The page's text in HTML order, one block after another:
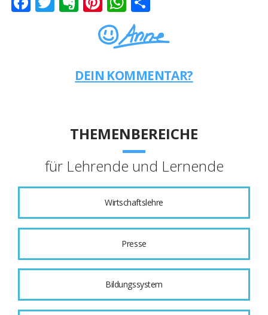
DEIN KOMMENTAR?
THEMENBEREICHE
für Lehrende und Lernende
Wirtschaftslehre
Presse
Bildungssystem